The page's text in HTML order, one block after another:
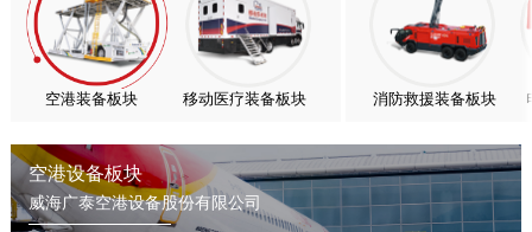
空港装备板块 移动医疗装备板块 消防救援装备板块
空港设备板块
威海广泰空港设备股份有限公司